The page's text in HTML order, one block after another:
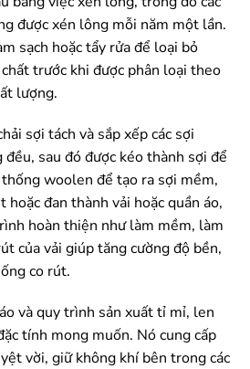
được xén lông mỗi năm một lần.
sạch hoặc tẩy rửa để loại bỏ
trước khi được phân loại theo
lượng.
sợi tách và sắp xếp các sợi
đều, sau đó được kéo thành sợi để
woolen để tạo ra sợi mềm,
hoặc đan thành vải hoặc quần áo,
hoàn thiện như làm mềm, làm
của vải giúp tăng cường độ bền,
co rút.
và quy trình sản xuất tỉ mỉ, len
tính mong muốn. Nó cung cấp
vời, giữ không khí bên trong các